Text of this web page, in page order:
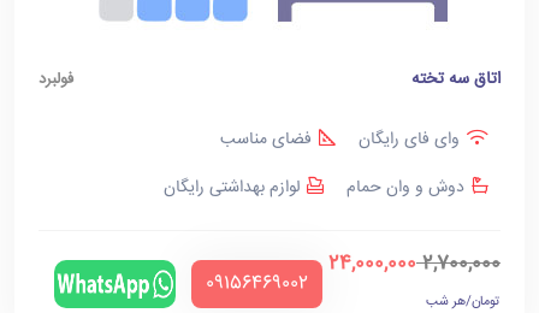
اتاق سه تخته فولبرد
وای فای رایگان
فضای مناسب
دوش و وان حمام
لوازم بهداشتی رایگان
2,700,000
24,000,000
تومان/هر شب
‪09156469002‬